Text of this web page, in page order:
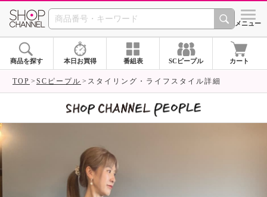
SHOP CHANNEL シメニュー
商品を探す 本日お買得 番組表 SCピープル カート
TOP SCピープル スタイリング・ライフスタイル詳細